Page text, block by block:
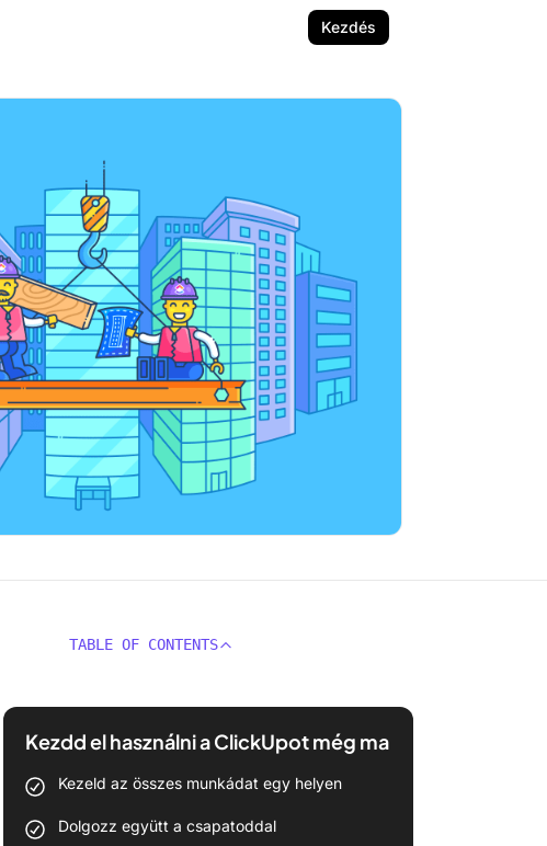
Kezdés
TABLE OF CONTENTS
Kezdd el használni a ClickUpot még ma
Kezeld az összes munkádat egy helyen
Dolgozz együtt a csapatoddal